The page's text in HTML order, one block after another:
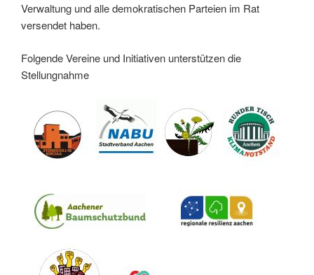
Verwaltung und alle demokratischen Parteien im Rat
versendet haben.
Folgende Vereine und Initiativen unterstützen die
Stellungnahme